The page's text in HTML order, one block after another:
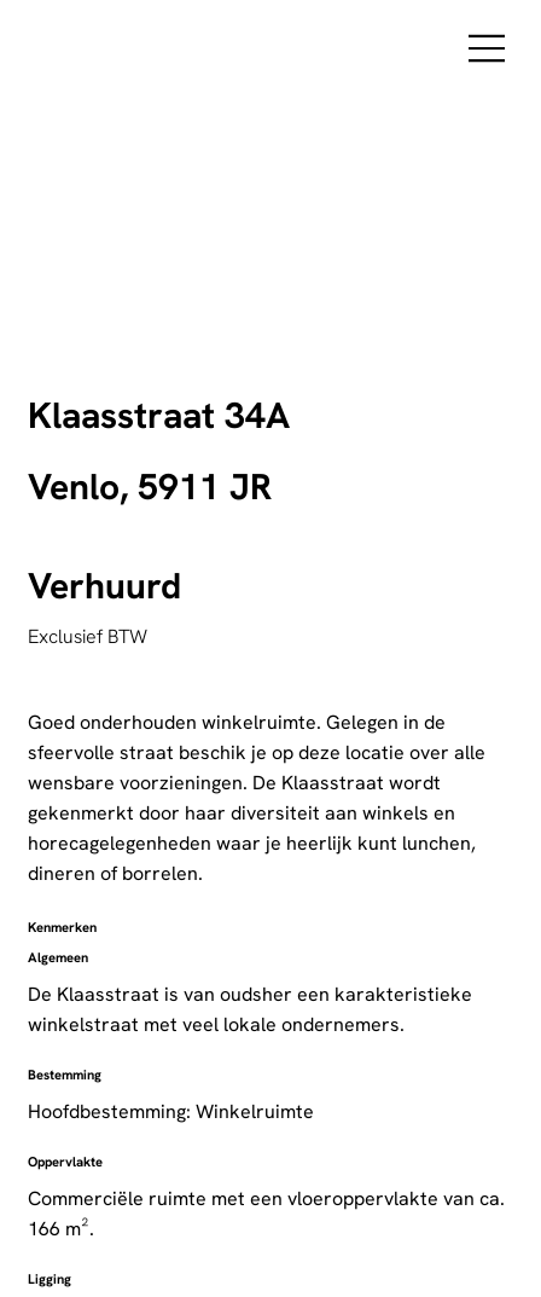
Klaasstraat 34A
Venlo, 5911 JR
Verhuurd
Exclusief BTW
Goed onderhouden winkelruimte. Gelegen in de
sfeervolle straat beschik je op deze locatie over alle
wensbare voorzieningen. De Klaasstraat wordt
gekenmerkt door haar diversiteit aan winkels en
horecagelegenheden waar je heerlijk kunt lunchen,
dineren of borrelen.
Kenmerken
Algemeen
De Klaasstraat is van oudsher een karakteristieke
winkelstraat met veel lokale ondernemers.
Bestemming
Hoofdbestemming: Winkelruimte
Oppervlakte
Commerciële ruimte met een vloeroppervlakte van ca.
166 m².
Ligging